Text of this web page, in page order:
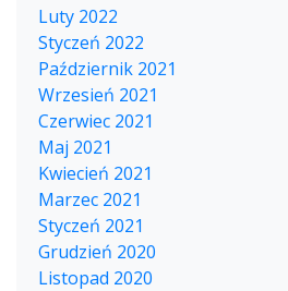
Luty 2022
Styczeń 2022
Październik 2021
Wrzesień 2021
Czerwiec 2021
Maj 2021
Kwiecień 2021
Marzec 2021
Styczeń 2021
Grudzień 2020
Listopad 2020